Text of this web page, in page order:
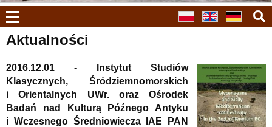
Aktualności
2016.12.01 - Instytut Studiów
Klasycznych, Śródziemnomorskich
i Orientalnych UWr. oraz Ośrodek
Badań nad Kulturą Późnego Antyku
i Wczesnego Średniowiecza IAE PAN